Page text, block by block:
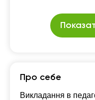
Про себе
Викладання в